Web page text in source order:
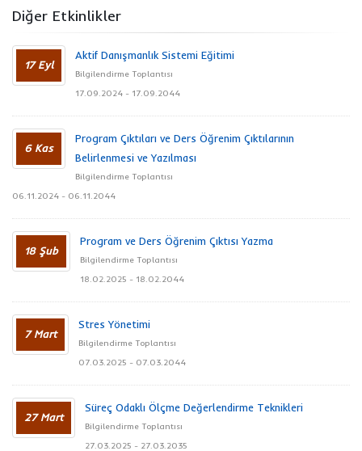
Diğer Etkinlikler
17 Eyl
Aktif Danışmanlık Sistemi Eğitimi
Bilgilendirme Toplantısı
17.09.2024 - 17.09.2044
6 Kas
Program Çıktıları ve Ders Öğrenim Çıktılarının
Belirlenmesi ve Yazılması
Bilgilendirme Toplantısı
06.11.2024 - 06.11.2044
18 Şub
Program ve Ders Öğrenim Çıktısı Yazma
Bilgilendirme Toplantısı
18.02.2025 - 18.02.2044
7 Mart
Stres Yönetimi
Bilgilendirme Toplantısı
07.03.2025 - 07.03.2044
27 Mart
Süreç Odaklı Ölçme Değerlendirme Teknikleri
Bilgilendirme Toplantısı
27.03.2025 - 27.03.2035